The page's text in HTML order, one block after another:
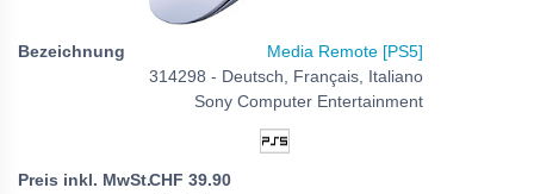
Media Remote [PS5]
314298 - Deutsch, Français, Italiano
Sony Computer Entertainment
CHF 39.90